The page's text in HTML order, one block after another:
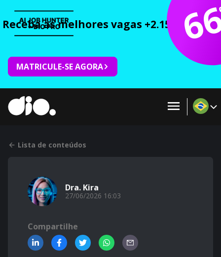
Receba as melhores vagas +2.150 cursos
MATRICULE-SE AGORA
Lista de conteúdos
Dra. Kira
27/06/2026 16:03
Compartilhe